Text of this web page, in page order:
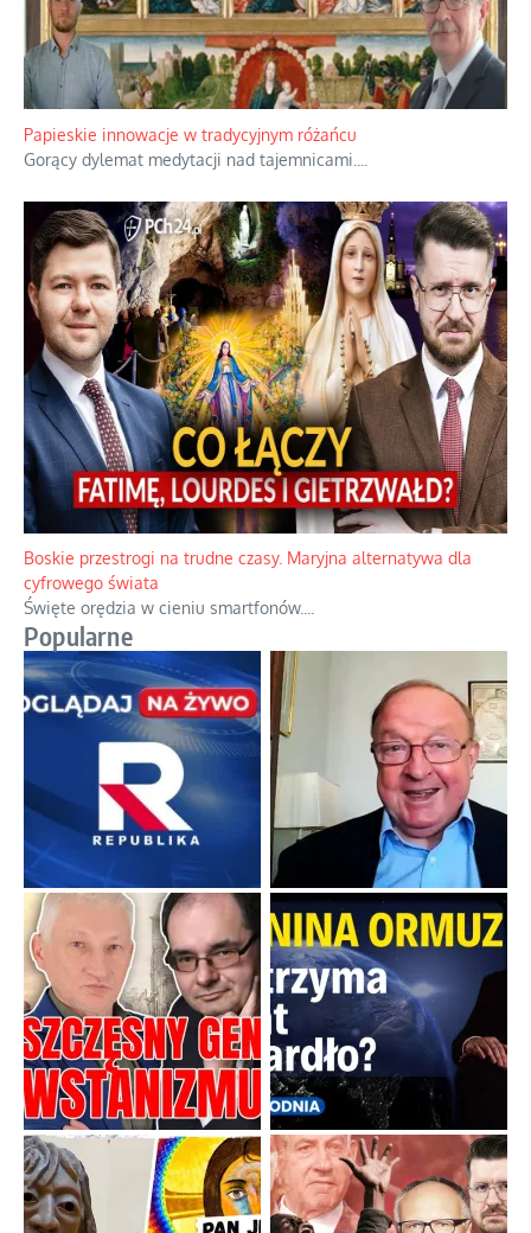
Papieskie innowacje w tradycyjnym różańcu
Gorący dylemat medytacji nad tajemnicami.
Boskie przestrogi na trudne czasy. Maryjna alternatywa dla
cyfrowego świata
Święte orędzia w cieniu smartfonów.
Popularne